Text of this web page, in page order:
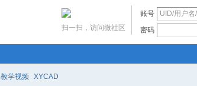
账号
密码
扫一扫，访问微社区
教学视频 XYCAD